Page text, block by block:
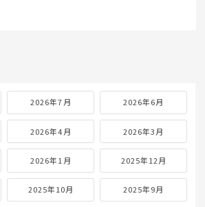
2026年7月 2026年6月
2026年4月 2026年3月
2026年1月 2025年12月
2025年10月 2025年9月